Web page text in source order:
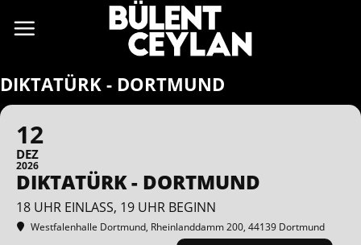
Inhalt
DIKTATÜRK - DORTMUND
12
DEZ
2026
DIKTATÜRK - DORTMUND
18 UHR EINLASS, 19 UHR BEGINN
Westfalenhalle Dortmund, Rheinlanddamm 200, 44139 Dortmund